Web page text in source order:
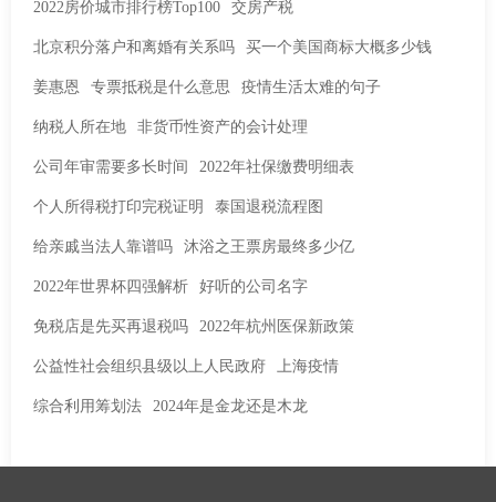
2022房价城市排行榜Top100 交房产税
北京积分落户和离婚有关系吗 买一个美国商标大概多少钱
姜惠恩 专票抵税是什么意思 疫情生活太难的句子
纳税人所在地 非货币性资产的会计处理
公司年审需要多长时间 2022年社保缴费明细表
个人所得税打印完税证明 泰国退税流程图
给亲戚当法人靠谱吗 沐浴之王票房最终多少亿
2022年世界杯四强解析 好听的公司名字
免税店是先买再退税吗 2022年杭州医保新政策
公益性社会组织县级以上人民政府 上海疫情
综合利用筹划法 2024年是金龙还是木龙